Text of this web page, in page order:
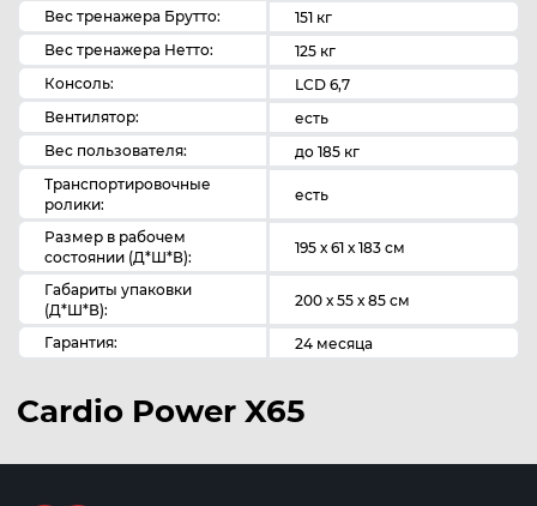
Вес тренажера Брутто:
151 кг
Вес тренажера Нетто:
125 кг
Консоль:
LCD 6,7
Вентилятор:
есть
Вес пользователя:
до 185 кг
Транспортировочные
ролики:
есть
Размер в рабочем
состоянии (Д*Ш*В):
195 х 61 х 183 см
Габариты упаковки
(Д*Ш*В):
200 х 55 х 85 см
Гарантия: 24 месяца
Сardio Power X65